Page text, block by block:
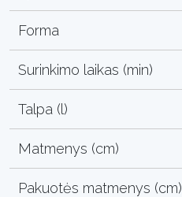
Forma
Surinkimo laikas (min)
Talpa (l)
Matmenys (cm)
Pakuotės matmenys (cm)